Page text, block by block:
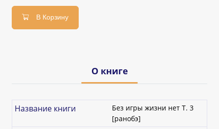
В Корзину
О книге
Название книги
Без игры жизни нет Т. 3
[ранобэ]